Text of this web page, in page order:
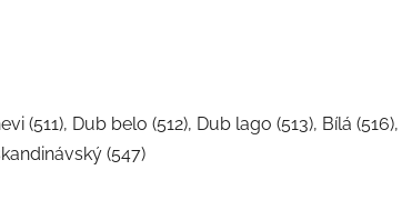
(511), Dub belo (512), Dub lago (513), Bílá
(547)